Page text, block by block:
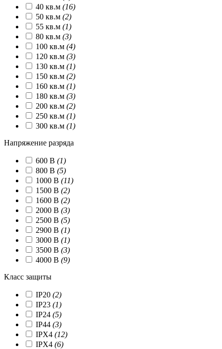
40 кв.м (16)
50 кв.м (2)
55 кв.м (1)
80 кв.м (3)
100 кв.м (4)
120 кв.м (3)
130 кв.м (1)
150 кв.м (2)
160 кв.м (1)
180 кв.м (3)
200 кв.м (2)
250 кв.м (1)
300 кв.м (1)
Напряжение разряда
600 В (1)
800 В (5)
1000 В (11)
1500 В (2)
1600 В (2)
2000 В (3)
2500 В (5)
2900 В (1)
3000 В (1)
3500 В (3)
4000 В (9)
Класс защиты
IP20 (2)
IP23 (1)
IP24 (5)
IP44 (3)
IPX4 (12)
IPХ4 (6)